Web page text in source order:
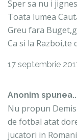
Sper sa nu i
Toata lumea
Greu fara
Ca si la Razboi,te
17 septembrie
Anonim
Nu propun
de fotbal atat
jucatori in